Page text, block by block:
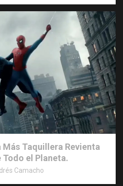
Taquillera Revienta
Todo el Planeta.
Camacho